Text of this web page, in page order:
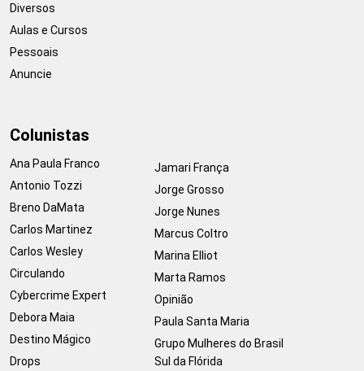
Diversos
Aulas e Cursos
Pessoais
Anuncie
Colunistas
Ana Paula Franco
Antonio Tozzi
Breno DaMata
Carlos Martinez
Carlos Wesley
Circulando
Cybercrime Expert
Debora Maia
Destino Mágico
Drops
Jamari França
Jorge Grosso
Jorge Nunes
Marcus Coltro
Marina Elliot
Marta Ramos
Opinião
Paula Santa Maria
Grupo Mulheres do Brasil
Sul da Flórida